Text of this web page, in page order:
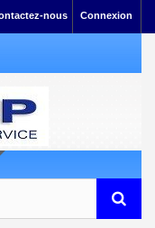
Connexion
nous